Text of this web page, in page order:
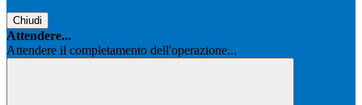
Chiudi
Attendere...
Attendere il completamento dell'operazione...